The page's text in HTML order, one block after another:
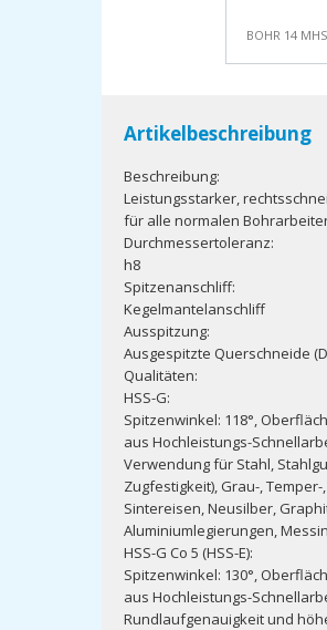
BOHR 14
Artikelbeschreibung
Beschreibung:
Leistungsstarker,
für alle normalen
Durchmessertoleranz:
h8
Spitzenanschliff:
Kegelmantelanschliff
Ausspitzung:
Ausgespitzte Querschneide
Qualitäten:
HSS-G:
Spitzenwinkel: 118°,
aus Hochleistungs-
Verwendung für Stahl,
Zugfestigkeit), Grau-,
Sintereisen, Neusilber,
Aluminiumlegierungen,
HSS-G Co 5 (HSS-E):
Spitzenwinkel: 130°,
aus Hochleistungs-
Rundlaufgenauigkeit und